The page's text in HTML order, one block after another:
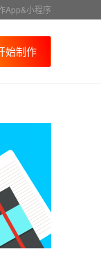
App&小程序
始制作